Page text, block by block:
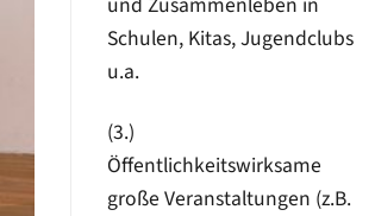
Schulen, Kitas, Jugendclubs
u.a.
(3.)
Öffentlichkeitswirksame
große Veranstaltungen (z.B.